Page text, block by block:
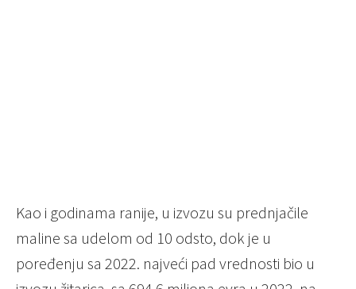
Kao i godinama ranije, u izvozu su prednjačile
maline sa udelom od 10 odsto, dok je u
poređenju sa 2022. najveći pad vrednosti bio u